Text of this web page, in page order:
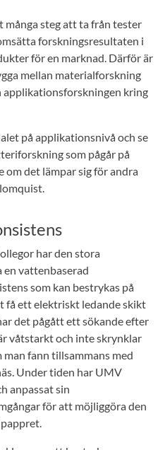
steg att ta från tester
forskningsresultaten i
för en marknad. Därför är
mellan materialforskning
applikationsforskningen kring
på applikationsnivå och se
som pågår på
det lämpar sig för andra
har den stora
vattenbaserad
som kan bestrykas på
få ett elektriskt ledande skikt
det pågått ett sökande efter
våtstarkt och inte skrynklar
fann tillsammans med
Under tiden har UMV
anpassat sin
för att möjliggöra den